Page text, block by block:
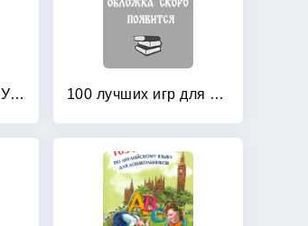
100 комплексов ОРУ с использованием стандартного и нестандартного оборудования 100 лучших игр для подготовки к школе